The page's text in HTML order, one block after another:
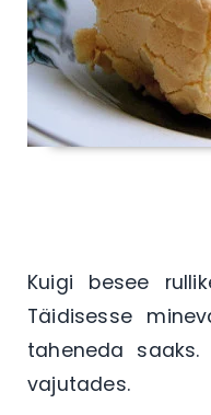
Kuigi besee
Täidisesse
taheneda
vajutades.